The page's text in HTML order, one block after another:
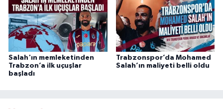
Salah'ın memleketinden
Trabzon’a ilk uçuşlar
başladı
Trabzonspor’da Mohamed
Salah’ın maliyeti belli oldu